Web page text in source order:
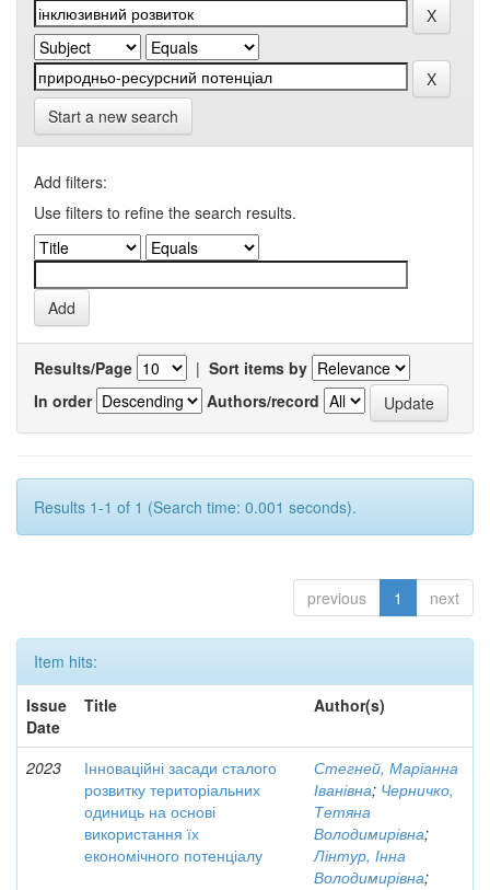
Start a new search
Add filters:
Use filters to refine the search results.
Results/Page | Sort items by
In order
Authors/record
Results 1-1 of 1 (Search time: 0.001 seconds).
previous 1 next
Item hits:
Issue
Date
Title Author(s)
2023
Інноваційні засади сталого
розвитку територіальних
одиниць на основі
використання їх
економічного потенціалу
Стегней, Маріанна
Іванівна; Черничко,
Тетяна
Володимирівна;
Лінтур, Інна
Володимирівна;